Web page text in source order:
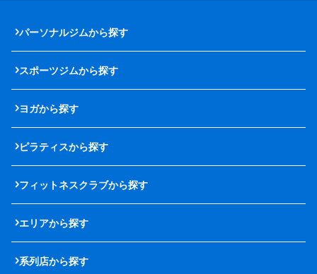
パーソナルジムから探す
スポーツジムから探す
ヨガから探す
ピラティスから探す
フィットネスクラブから探す
エリアから探す
系列店から探す